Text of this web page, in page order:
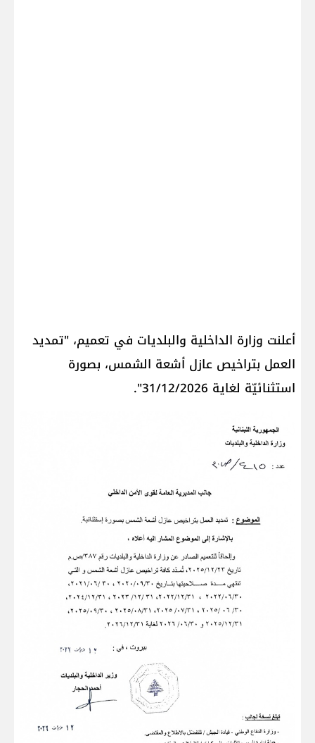
أعلنت ​وزارة الداخلية والبلديات​ في تعميم، "تمديد
العمل بتراخيص عازل أشعة الشمس، بصورة
استثنائيّة لغاية 31/12/2026".